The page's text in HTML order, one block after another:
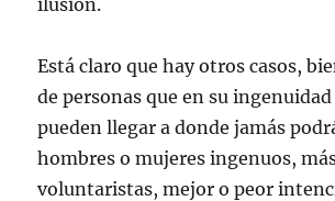
ilusión.
Está claro que hay otros casos,
de personas que en su
pueden llegar a donde jamás
hombres o mujeres ingenuos,
voluntaristas, mejor o peor